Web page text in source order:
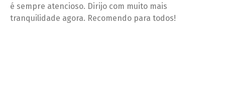
é sempre atencioso. Dirijo com muito mais
tranquilidade agora. Recomendo para todos!